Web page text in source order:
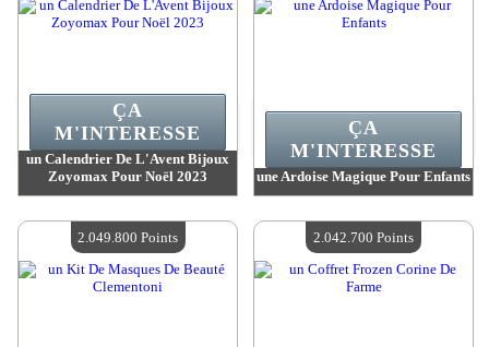
un Calendrier De L'Avent Bijoux
Zoyomax Pour Noël 2023
Quantité Disponible :4
ÇA
M'INTERESSE
une Ardoise Magique Pour Enfants
Quantité Disponible :4
ÇA
M'INTERESSE
2.049.800 Points 2.042.700 Points